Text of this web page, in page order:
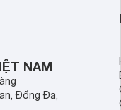
cửa điện tử hãng
sẽ so sánh 5
Demax, Hubert và
NAM
Đống Đa,